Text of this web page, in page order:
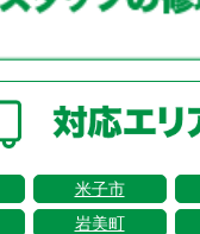
米子市
岩美町